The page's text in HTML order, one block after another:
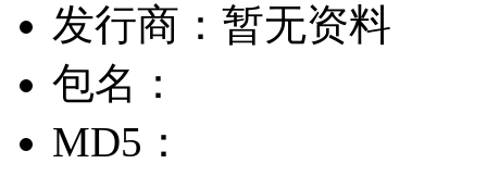
发行商： 暂无资料
包名：
MD5：